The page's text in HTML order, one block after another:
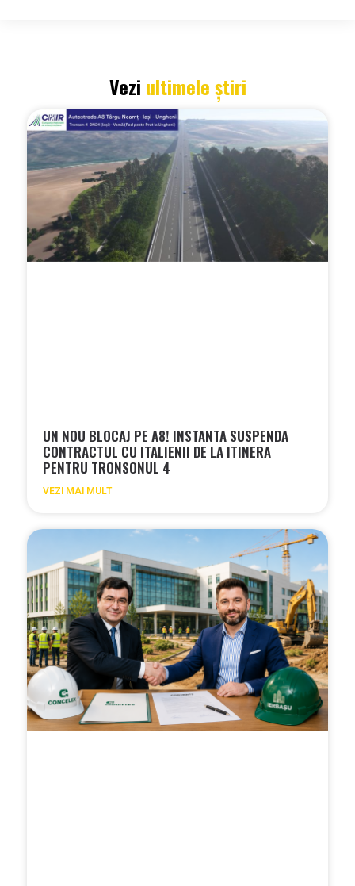
Vezi ultimele știri
UN NOU BLOCAJ PE A8! INSTANTA SUSPENDA
CONTRACTUL CU ITALIENII DE LA ITINERA
PENTRU TRONSONUL 4
VEZI MAI MULT